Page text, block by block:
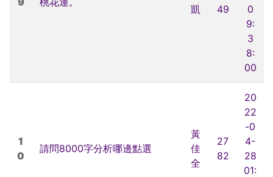
凱
49
0
9:
3
8:
00
1
0
請問8000字分析哪邊點選
黃
佳
全
27
82
20
22
-0
4-
28
01: